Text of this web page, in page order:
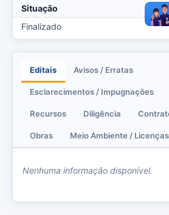
Situação
Finalizado
Editais Avisos / Erratas
Esclarecimentos / Impugnações
Recursos Diligência
Obras Meio Ambiente / Licenças
Nenhuma informação disponível.